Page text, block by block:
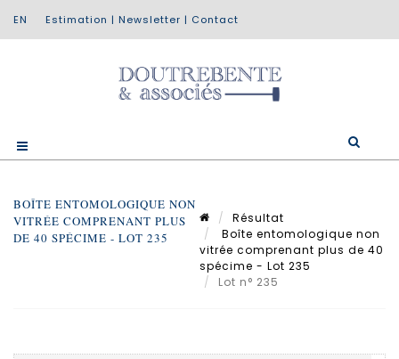
Estimation | Newsletter | Contact
BOÎTE ENTOMOLOGIQUE NON
VITRÉE COMPRENANT PLUS
DE 40 SPÉCIME - LOT 235
Résultat
Boîte entomologique non
vitrée comprenant plus de 40
spécime - Lot 235
Lot n° 235